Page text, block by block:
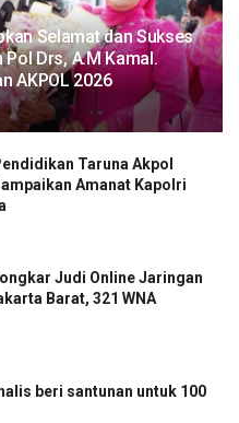
Selamat dan Sukses
Drs, A.M Kamal.
AKPOL 2026
Taruna Akpol
Amanat Kapolri
Judi Online Jaringan
Barat, 321 WNA
beri santunan untuk 100